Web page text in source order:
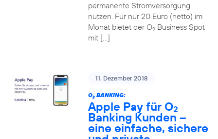
permanente Stromversorgung
nutzen. Für nur 20 Euro (netto) im
Monat bietet der O2Business Spot
mit […]
11. Dezember 2018
O2BANKING:
Apple Pay für O2
Banking Kunden –
eine einfache, sichere